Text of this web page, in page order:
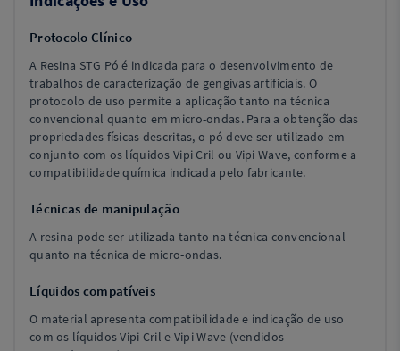
Protocolo Clínico
A Resina STG Pó é indicada para o desenvolvimento de
trabalhos de caracterização de gengivas artificiais. O
protocolo de uso permite a aplicação tanto na técnica
convencional quanto em micro-ondas. Para a obtenção das
propriedades físicas descritas, o pó deve ser utilizado em
conjunto com os líquidos Vipi Cril ou Vipi Wave, conforme a
compatibilidade química indicada pelo fabricante.
Técnicas de manipulação
A resina pode ser utilizada tanto na técnica convencional
quanto na técnica de micro-ondas.
Líquidos compatíveis
O material apresenta compatibilidade e indicação de uso
com os líquidos Vipi Cril e Vipi Wave (vendidos